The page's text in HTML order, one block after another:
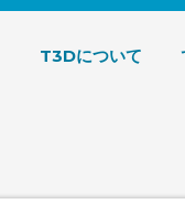
ックデザイン 株式
T3Dについて